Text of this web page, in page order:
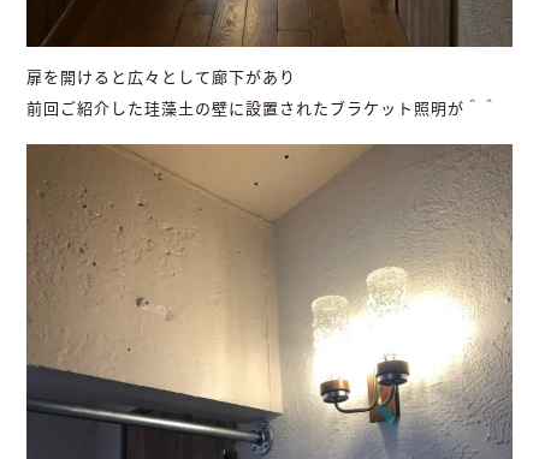
扉を開けると広々として廊下があり
前回ご紹介した珪藻土の壁に設置されたブラケット照明が＾＾